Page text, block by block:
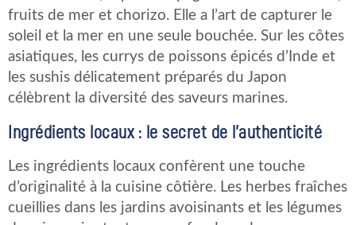
fruits de mer et chorizo. Elle a l’art de capturer le
soleil et la mer en une seule bouchée. Sur les côtes
asiatiques, les currys de poissons épicés d’Inde et
les sushis délicatement préparés du Japon
célèbrent la diversité des saveurs marines.
Ingrédients locaux : le secret de l’authenticité
Les ingrédients locaux confèrent une touche
d’originalité à la cuisine côtière. Les herbes fraîches
cueillies dans les jardins avoisinants et les légumes